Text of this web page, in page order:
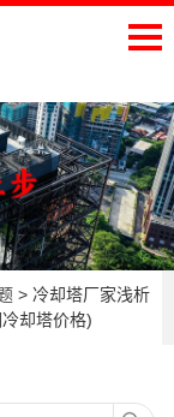
> 冷却塔厂家浅析
却塔价格)